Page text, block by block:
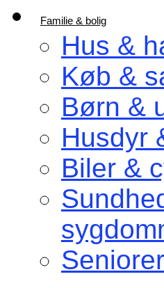
Familie & bolig
Hus &
Køb &
Børn &
Husdyr
Biler &